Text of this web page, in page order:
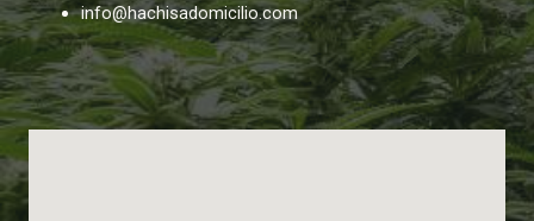
info@hachisadomicilio.com